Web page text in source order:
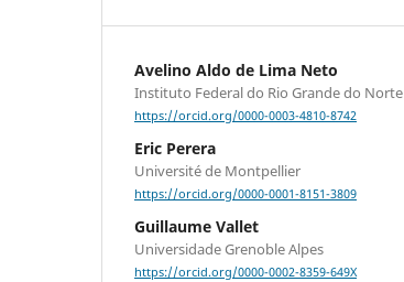
Avelino Aldo de Lima Neto
Instituto Federal do Rio Grande do Norte
https://orcid.org/0000-0003-4810-8742
Eric Perera
Université de Montpellier
https://orcid.org/0000-0001-8151-3809
Guillaume Vallet
Universidade Grenoble Alpes
https://orcid.org/0000-0002-8359-649X